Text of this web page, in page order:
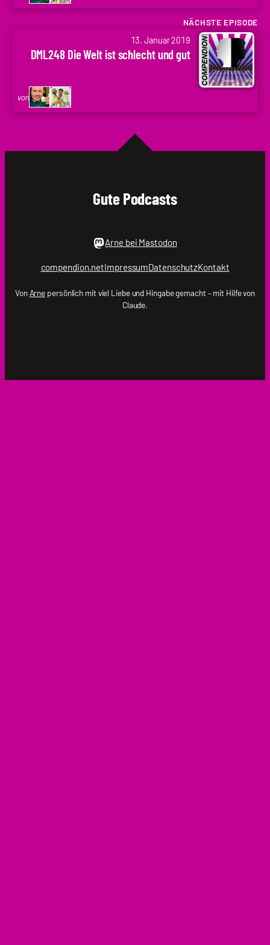
Holger
.holger
NÄCHSTE EPISODE
13. Januar 2019
DML248 Die Welt ist schlecht und gut
von
von
Arne
Codenaga,
Holger
Gute Podcasts
Arne bei Mastodon
compendion.netImpressumDatenschutzKontakt
VonArne persönlich mit viel Liebe und Hingabe gemacht – mit Hilfe von
Claude.